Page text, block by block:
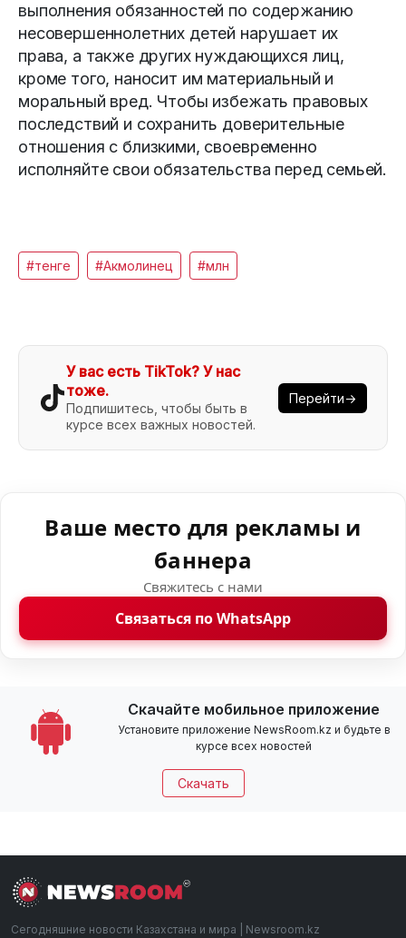
выполнения обязанностей по содержанию
несовершеннолетних детей нарушает их
права, а также других нуждающихся лиц,
кроме того, наносит им материальный и
моральный вред. Чтобы избежать правовых
последствий и сохранить доверительные
отношения с близкими, своевременно
исполняйте свои обязательства перед семьей.
#тенге #Акмолинец #млн
У вас есть TikTok? У нас
тоже.
Подпишитесь, чтобы быть в
курсе всех важных новостей.
Перейти→
Ваше место для рекламы и
баннера
Свяжитесь с нами
Связаться по WhatsApp
Скачайте мобильное приложение
Установите приложение NewsRoom.kz и будьте в
курсе всех новостей
Скачать
Сегодняшние новости Казахстана и мира | Newsroom.kz